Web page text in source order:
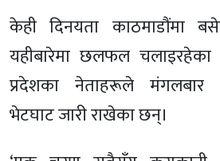
केही दिनयता काठमाडौंमा
यहीबारेमा छलफल
प्रदेशका नेताहरूले मंगलबार
भेटघाट जारी राखेका छन्।